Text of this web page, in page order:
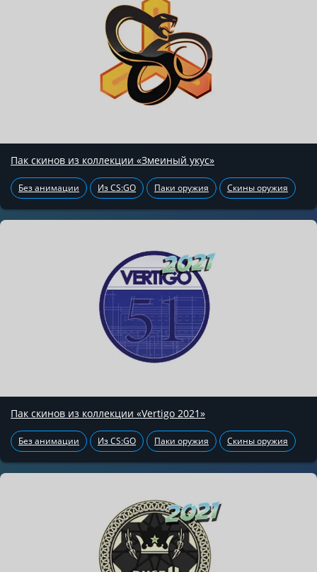
Пак скинов из коллекции «Змеиный укус»
Без анимации Из CS:GO Паки оружия Скины оружия
Пак скинов из коллекции «Vertigo 2021»
Без анимации Из CS:GO Паки оружия Скины оружия